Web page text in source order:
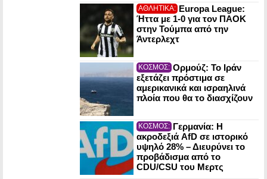
ΑΘΛΗΤΙΚΑ: Europa League:
Ήττα με 1-0 για τον ΠΑΟΚ
στην Τούμπα από την
Άντερλεχτ
ΚΟΣΜΟΣ: Ορμούζ: Το Ιράν
εξετάζει πρόστιμα σε
αμερικανικά και ισραηλινά
πλοία που θα το διασχίζουν
ΚΟΣΜΟΣ: Γερμανία: Η
ακροδεξιά AfD σε ιστορικό
υψηλό 28% – Διευρύνει το
προβάδισμα από το
CDU/CSU του Μερτς